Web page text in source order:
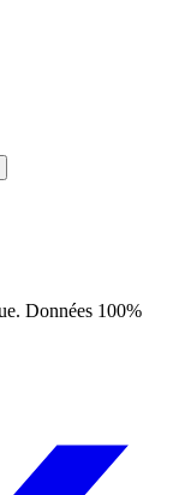
Données 100%